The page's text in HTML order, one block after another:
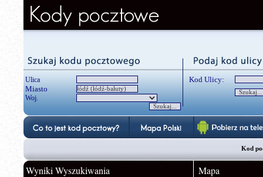
Ulica
Miasto
Woj.
Kod Ulicy:
Kod
Wyniki Wyszukiwania Mapa